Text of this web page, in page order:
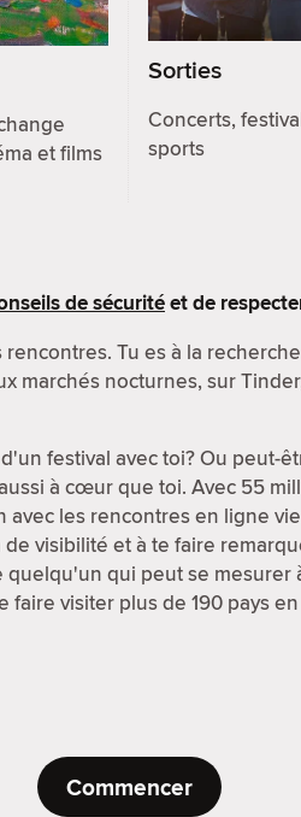
et films
Sorties
Concerts,
sports
de sécuritéet de
Tu es à la
marchés nocturnes, sur
festival avec toi? Ou peut-
à cœur que toi. Avec 55
avec les rencontres en ligne
visibilité et à te faire
qui peut se mesurer
visiter plus de 190 pays
Commencer